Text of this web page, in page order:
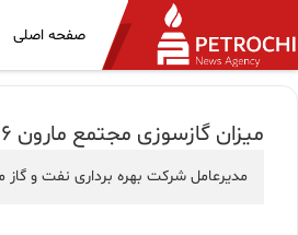
صفحه اصلی
میزان گازسوزی مجتمع مارون 6 به حداقل ممكن رسید
مدیرعامل شرکت بهره برداری نفت و گاز مارون از آغاز بهره برداری از خط